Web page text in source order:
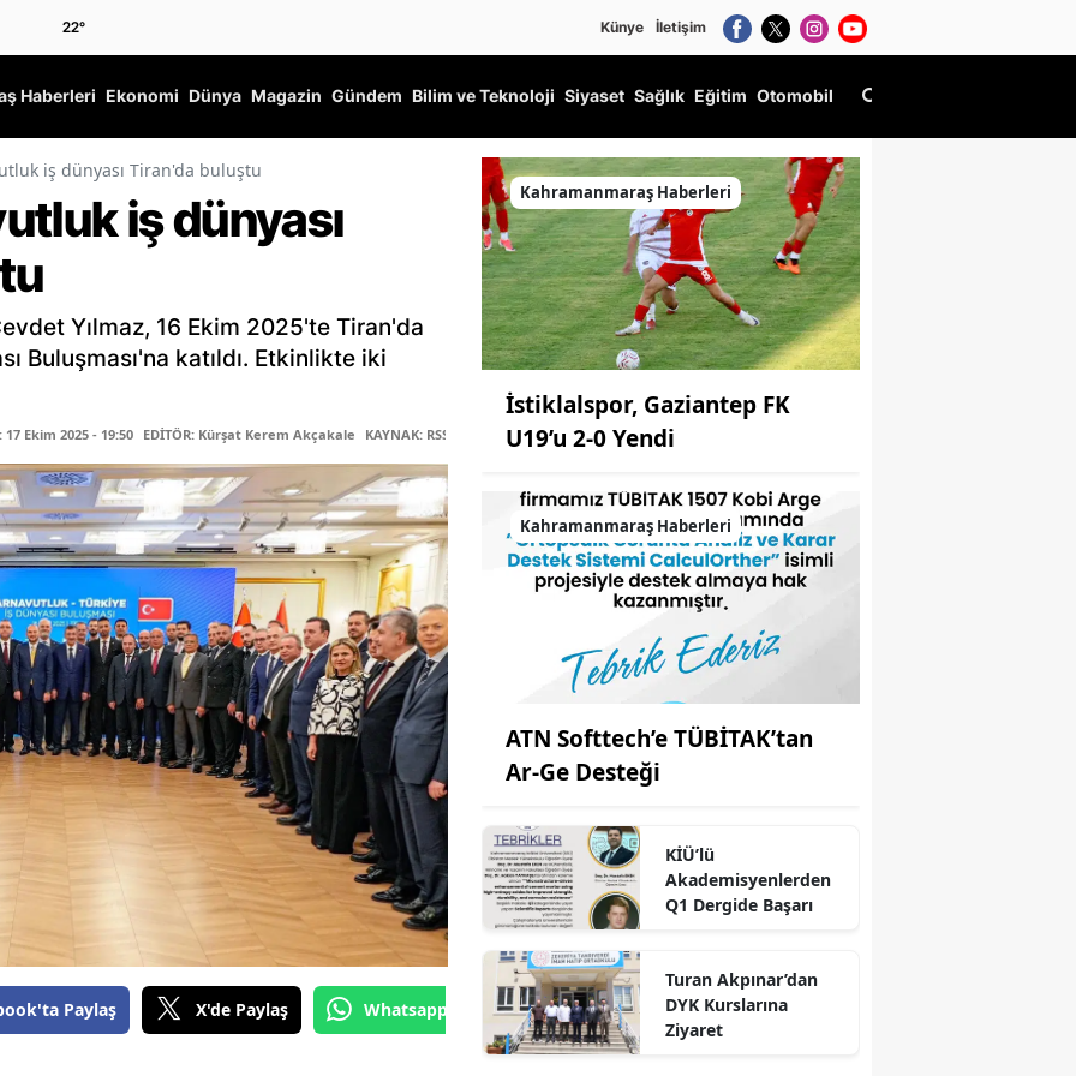
22° Künye İletişim
Haberleri Ekonomi Dünya Magazin Gündem Bilim ve Teknoloji Siyaset Sağlık Eğitim Otomobil
iş dünyası Tiran'da buluştu
iş dünyası
Yılmaz, 16 Ekim 2025'te Tiran'da
Buluşması'na katıldı. Etkinlikte iki
17 Ekim 2025 - 19:50 EDİTÖR: Kürşat Kerem Akçakale KAYNAK: RSS
Paylaş X'de Paylaş Whatsapp'tan Gönder
Kahramanmaraş Haberleri
İstiklalspor, Gaziantep FK
U19’u 2-0 Yendi
Kahramanmaraş Haberleri
ATN Softtech’e TÜBİTAK’tan
Ar-Ge Desteği
KİÜ’lü
Akademisyenlerden
Q1 Dergide Başarı
Turan Akpınar’dan
DYK Kurslarına
Ziyaret